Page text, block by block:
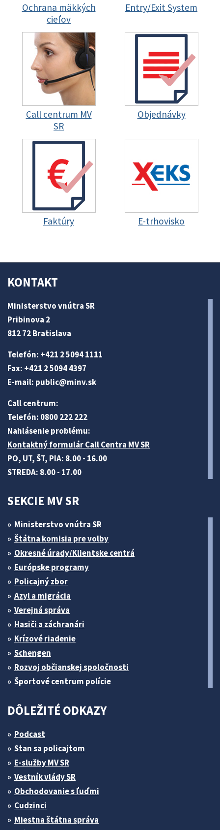
Ochrana mäkkých
cieľov
Entry/Exit System
Call centrum MV
SR
Objednávky
Faktúry E-trhovisko
KONTAKT
Ministerstvo vnútra SR
Pribinova 2
812 72 Bratislava
Telefón: +421 2 5094 1111
Fax: +421 2 5094 4397
E-mail: public@minv.sk
Call centrum:
Telefón: 0800 222 222
Nahlásenie problému:
Kontaktný formulár Call Centra MV SR
PO, UT, ŠT, PIA: 8.00 - 16.00
STREDA: 8.00 - 17.00
SEKCIE MV SR
Ministerstvo vnútra SR
Štátna komisia pre volby
Okresné úrady/Klientske centrá
Európske programy
Policajný zbor
Azyl a migrácia
Verejná správa
Hasiči a záchranári
Krízové riadenie
Schengen
Rozvoj občianskej spoločnosti
Športové centrum polície
DÔLEŽITÉ ODKAZY
Podcast
Stan sa policajtom
E-služby MV SR
Vestník vlády SR
Obchodovanie s ľuďmi
Cudzinci
Miestna štátna správa